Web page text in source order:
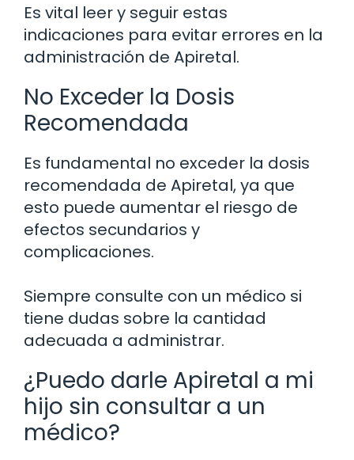
Es vital leer y seguir estas
indicaciones para evitar errores en la
administración de Apiretal.
No Exceder la Dosis
Recomendada
Es fundamental no exceder la dosis
recomendada de Apiretal, ya que
esto puede aumentar el riesgo de
efectos secundarios y
complicaciones.
Siempre consulte con un médico si
tiene dudas sobre la cantidad
adecuada a administrar.
¿Puedo darle Apiretal a mi
hijo sin consultar a un
médico?